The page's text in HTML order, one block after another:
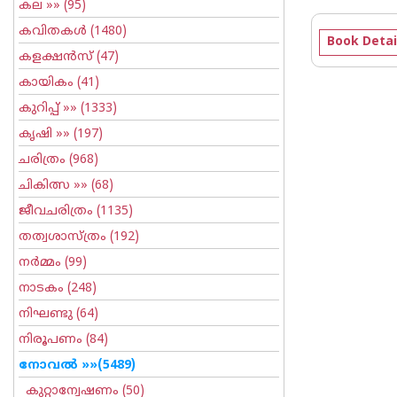
കല »» (95)
കവിതകള്‍ (1480)
കളക്ഷന്‍സ്(47)
കായികം (41)
കുറിപ്പ്‌ »» (1333)
കൃഷി »» (197)
ചരിത്രം (968)
ചികിത്സ »» (68)
ജീവചരിത്രം (1135)
തത്വശാസ്ത്രം (192)
നര്‍മ്മം (99)
നാടകം (248)
നിഘണ്ടു (64)
നിരൂപണം (84)
നോവല്‍ »»(5489)
കുറ്റാന്വേഷണം (50)
Book